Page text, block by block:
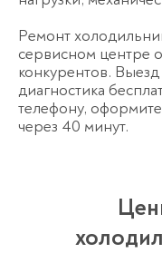
Ремонт
сервисном центре
конкурентов.
диагностика
телефону,
через 40 минут.